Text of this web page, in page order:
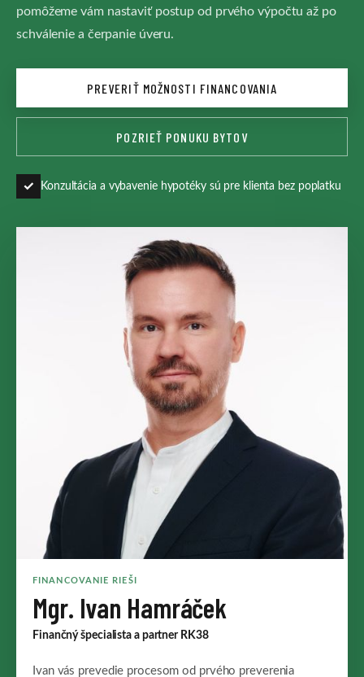
pomôžeme vám nastaviť postup od prvého výpočtu až po
schválenie a čerpanie úveru.
PREVERIŤ MOŽNOSTI FINANCOVANIA
POZRIEŤ PONUKU BYTOV
✓ Konzultácia a vybavenie hypotéky sú pre klienta bez poplatku
FINANCOVANIE RIEŠI
Mgr. Ivan Hamráček
Finančný špecialista a partner RK38
Ivan vás prevedie procesom od prvého preverenia